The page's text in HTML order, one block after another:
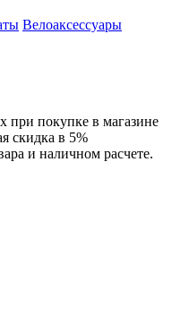
Велоаксессуары
при покупке в магазине
скидка в 5%
и наличном расчете.